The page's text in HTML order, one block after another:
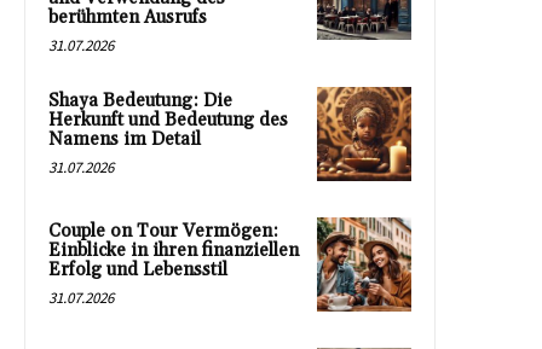
berühmten Ausrufs
31.07.2026
Shaya Bedeutung: Die
Herkunft und Bedeutung des
Namens im Detail
31.07.2026
Couple on Tour Vermögen:
Einblicke in ihren finanziellen
Erfolg und Lebensstil
31.07.2026